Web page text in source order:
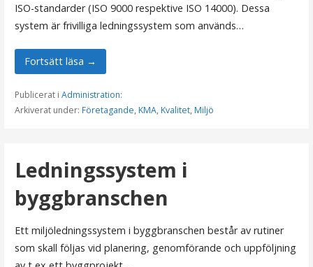
ISO-standarder (ISO 9000 respektive ISO 14000). Dessa
system är frivilliga ledningssystem som används…
Fortsätt läsa →
Publicerat i Administration:
Arkiverat under: Företagande, KMA, Kvalitet, Miljö
Ledningssystem i
byggbranschen
Ett miljöledningssystem i byggbranschen består av rutiner
som skall följas vid planering, genomförande och uppföljning